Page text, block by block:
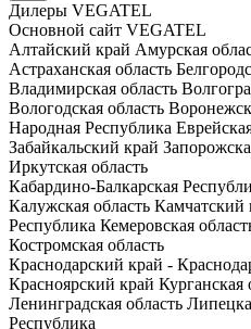
Дилеры VEGATEL
Основной сайт VEGATEL
Алтайский край Амурская
Астраханская область
Владимирская область
Вологодская область
Народная Республика
Забайкальский край
Иркутская область
Кабардино-Балкарская
Калужская область Камчатский
Республика Кемеровская
Костромская область
Краснодарский край -
Красноярский край Курганская
Ленинградская область
Республика